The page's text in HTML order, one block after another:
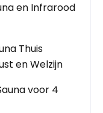
en Infrarood
Thuis
en Welzijn
voor 4